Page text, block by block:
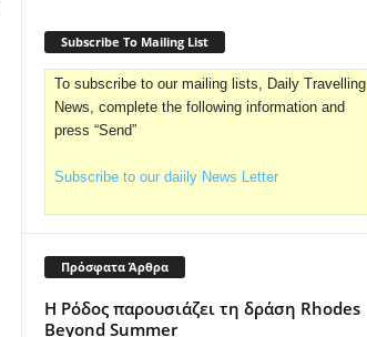
Subscribe To Mailing List
To subscribe to our mailing lists, Daily Travelling
News, complete the following information and
press “Send”
Subscribe to our daiily News Letter
Πρόσφατα Άρθρα
Η Ρόδος παρουσιάζει τη δράση Rhodes
Beyond Summer